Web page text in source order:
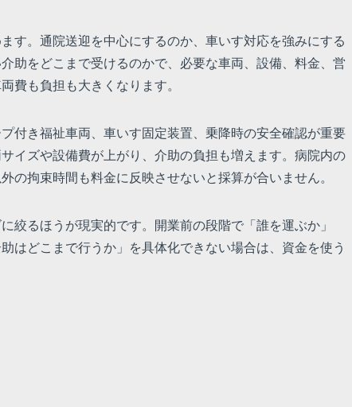
す。通院送迎を中心にするのか、車いす対応を強みにする
助をどこまで受けるのかで、必要な車両、設備、料金、営
費も負担も大きくなります。
付き福祉車両、車いす固定装置、乗降時の安全確認が重要
イズや設備費が上がり、介助の負担も増えます。病院内の
の拘束時間も料金に反映させないと採算が合いません。
絞るほうが現実的です。開業前の段階で「誰を運ぶか」
はどこまで行うか」を具体化できない場合は、資金を使う